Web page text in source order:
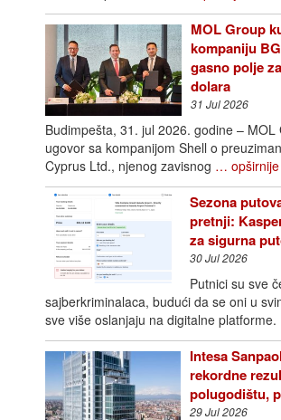
MOL Group
kompaniju
gasno polje
dolara
31 Jul 2026
Budimpešta, 31. jul 2026. godine –
ugovor sa kompanijom Shell o
Cyprus Ltd., njenog zavisnog … opširnije
Sezona
pretnji:
za sigurna
30 Jul 2026
Putnici su sve
sajberkriminalaca, budući da se oni u
sve više oslanjaju na digitalne platforme.
Intesa
rekordne
polugodištu,
29 Jul 2026